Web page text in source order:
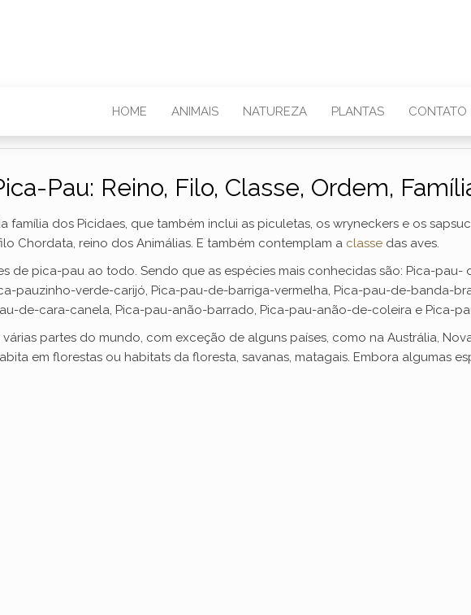
HOME ANIMAIS NATUREZA PLANTAS CONTATO
Pau: Reino, Filo, Classe, Ordem,
família dos Picidaes, que também inclui as piculetas, os wryneckers e os
Chordata, reino dos Animálias. E também contemplam a classe das aves.
de pica-pau ao todo. Sendo que as espécies mais conhecidas são: Pica-
pauzinho-verde-carijó, Pica-pau-de-barriga-vermelha, Pica-pau-de-banda-
de-cara-canela, Pica-pau-anão-barrado, Pica-pau-anão-de-coleira e Pica-
partes do mundo, com exceção de alguns países, como na Austrália,
em florestas ou habitats da floresta, savanas, matagais. Embora algumas